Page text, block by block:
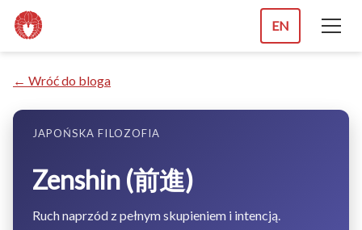
EN
← Wróć do bloga
JAPOŃSKA FILOZOFIA
Zenshin (前進)
Ruch naprzód z pełnym skupieniem i intencją.